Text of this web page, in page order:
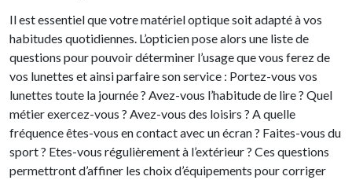
Il est essentiel que votre matériel optique soit adapté à vos
habitudes quotidiennes. L’opticien pose alors une liste de
questions pour pouvoir déterminer l’usage que vous ferez de
vos lunettes et ainsi parfaire son service : Portez-vous vos
lunettes toute la journée ? Avez-vous l’habitude de lire ? Quel
métier exercez-vous ? Avez-vous des loisirs ? A quelle
fréquence êtes-vous en contact avec un écran ? Faites-vous du
sport ? Etes-vous régulièrement à l’extérieur ? Ces questions
permettront d’affiner les choix d’équipements pour corriger